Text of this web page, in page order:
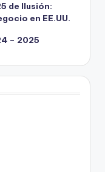
de Ilusión:
en EE.UU.
– 2025